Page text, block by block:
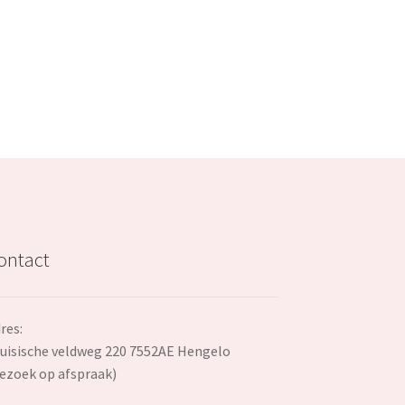
veldweg 220 7552AE Hengelo
op afspraak)